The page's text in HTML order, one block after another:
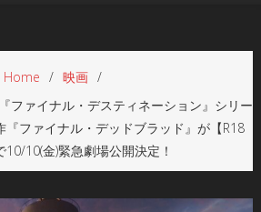
Home
映画
ファイナル・デスティネーション』シリー
『ファイナル・デッドブラッド』が【R18
10/10(金)緊急劇場公開決定！